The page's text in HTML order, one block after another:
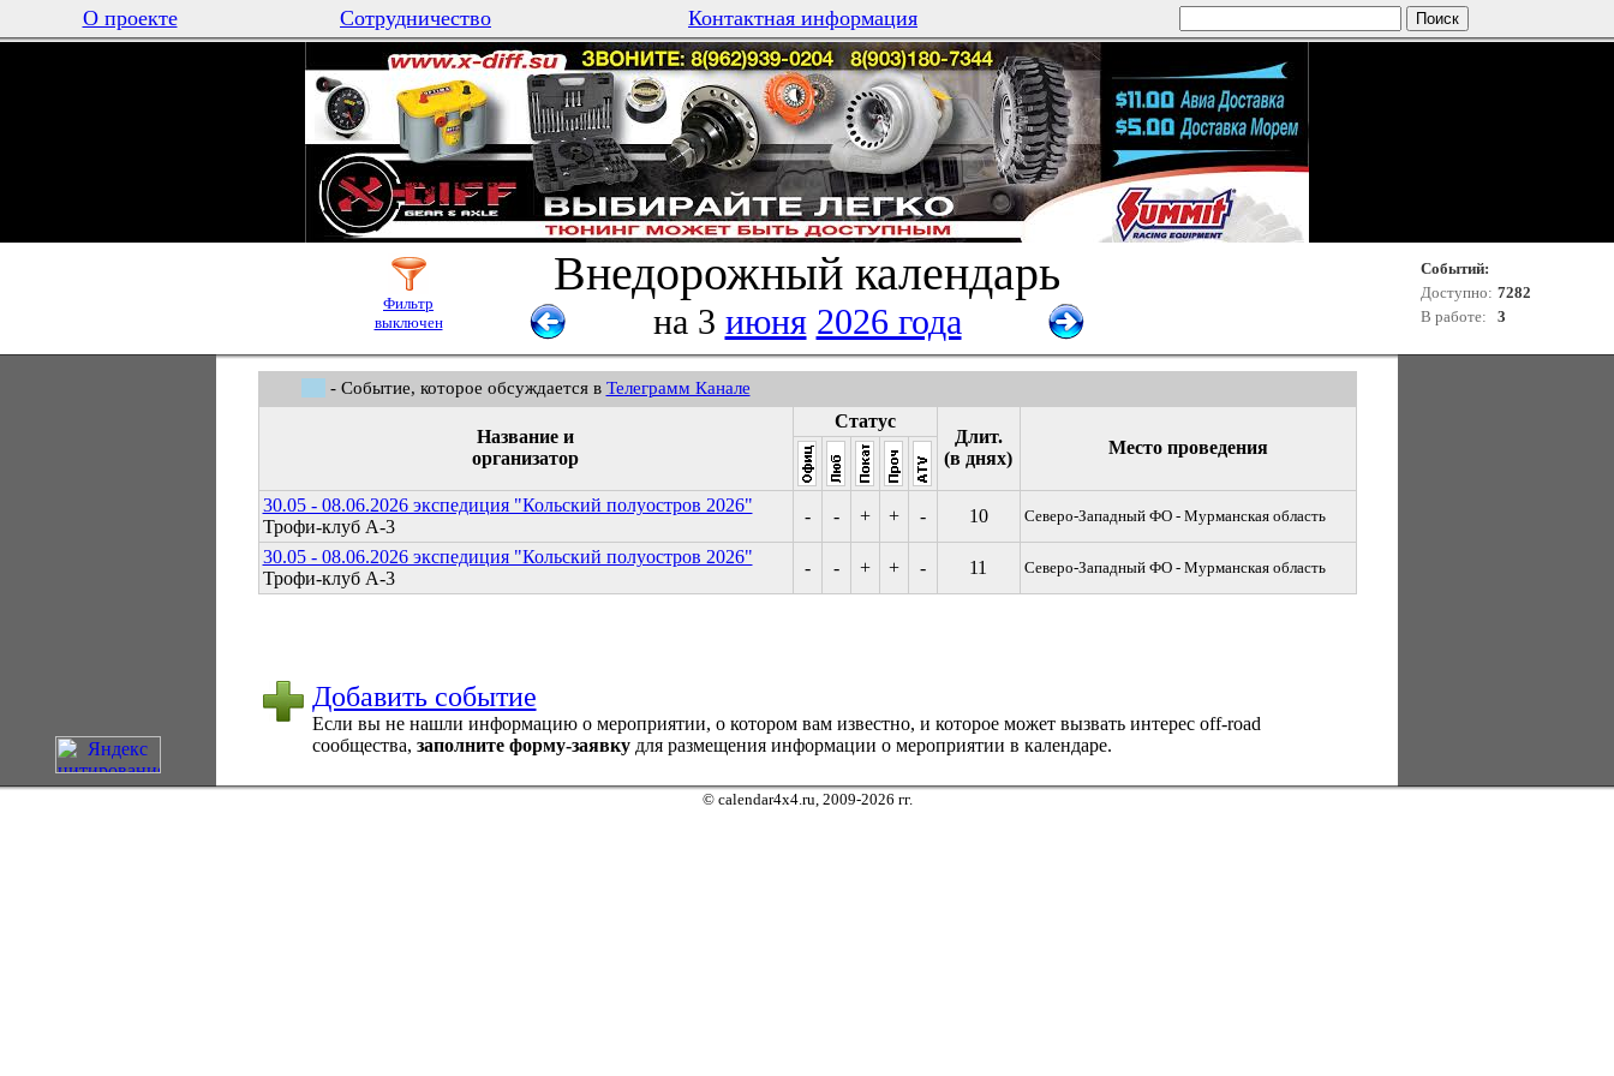
О проекте Сотрудничество Контактная информация
Фильтр
выключен
Внедорожный календарь
на 3 июня 2026 года
Событий:
Доступно: 7282
В работе:
3
- Событие, которое обсуждается в Телеграмм Канале
Название и
организатор
Статус
Длит.
(в днях)
Место проведения
30.05 - 08.06.2026 экспедиция "Кольский полуостров 2026"
Трофи-клуб А-3
- - + + - 10 Северо-Западный ФО - Мурманская область
30.05 - 08.06.2026 экспедиция "Кольский полуостров 2026"
Трофи-клуб А-3
- - + + - 11 Северо-Западный ФО - Мурманская область
Добавить событие
Если вы не нашли информацию о мероприятии, о котором вам известно, и которое может вызвать интерес оff-road
сообщества, заполните форму-заявкудля размещения информации о мероприятии в календаре.
© calendar4x4.ru, 2009-2026 гг.